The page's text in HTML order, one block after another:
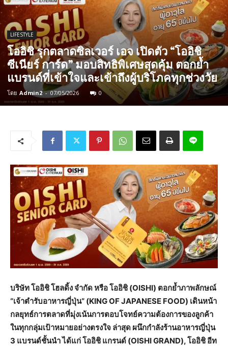
LIFESTYLE
โออิชิ รุกตลาดซิลเวอร์ เอจ เปิดตัว “โออิชิ
ซีเนียร์ การ์ด” มอบสิทธิพิเศษสุดคุ้ม ตอกย้ำ
แบรนด์ที่เข้าใจและเข้าถึงผู้บริโภคทุกช่วงวัย
โดย Admin2 - 07/05/2026 0
บริษัท โออิชิ โฮลดิ้ง จำกัด หรือ โออิชิ (OISHI) ตอกย้ำภาพลักษณ์
“เจ้าตำรับอาหารญี่ปุ่น” (KING OF JAPANESE FOOD) เดินหน้า
กลยุทธ์การตลาดที่มุ่งเน้นการตอบโจทย์ความต้องการของลูกค้า
ในทุกกลุ่มเป้าหมายอย่างตรงใจ ล่าสุด ผนึกกำลังร้านอาหารญี่ปุ่น
3 แบรนด์ชั้นนำ ได้แก่ โออิชิ แกรนด์ (OISHI GRAND), โออิชิ อีท